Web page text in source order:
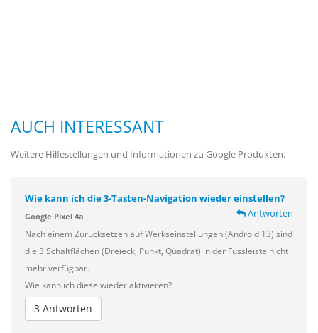
AUCH INTERESSANT
Weitere Hilfestellungen und Informationen zu Google Produkten.
Wie kann ich die 3-Tasten-Navigation wieder einstellen?
Antworten
Google Pixel 4a
Nach einem Zurücksetzen auf Werkseinstellungen (Android 13) sind
die 3 Schaltflächen (Dreieck, Punkt, Quadrat) in der Fussleiste nicht
mehr verfügbar.
Wie kann ich diese wieder aktivieren?
3 Antworten